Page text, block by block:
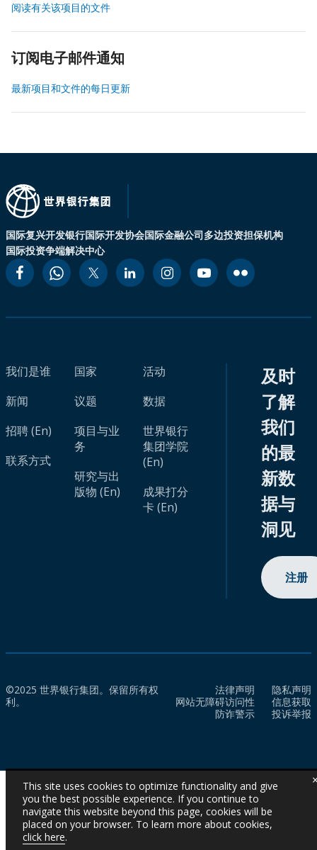
阅读有关该项目的文件
订阅电子邮件通知
最新项目和文件的每日更新
国际复兴开发银行国际开发协会国际金融公司多边投资担保机构
国际投资争端解决中心
我们是谁
新闻
招聘 (En)
联系方式
国家
议题
项目与业
务
研究与出
版物 (En)
活动
数据
世界银行
集团学院
(En)
成果打分
卡 (En)
及时
了解
我们
的最
新数
据与
洞见
注册
©2025 世界银行集团。保留所有权
利。
法律声明
隐私声明
网站无障碍访问性
信息获取
防诈警示
投诉举报
This site uses cookies to optimize functionality and give
you the best possible experience. If you continue to
navigate this website beyond this page, cookies will be
placed on your browser. To learn more about cookies,
click here.